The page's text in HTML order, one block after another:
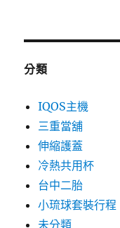
分類
IQOS主機
三重當舖
伸縮護蓋
冷熱共用杯
台中二胎
小琉球套裝行程
未分類